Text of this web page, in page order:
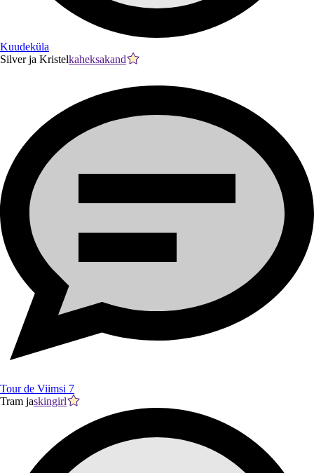
Kuudeküla
Silver ja Kristelkaheksakand
Tour de Viimsi 7
Tram jaskingirl